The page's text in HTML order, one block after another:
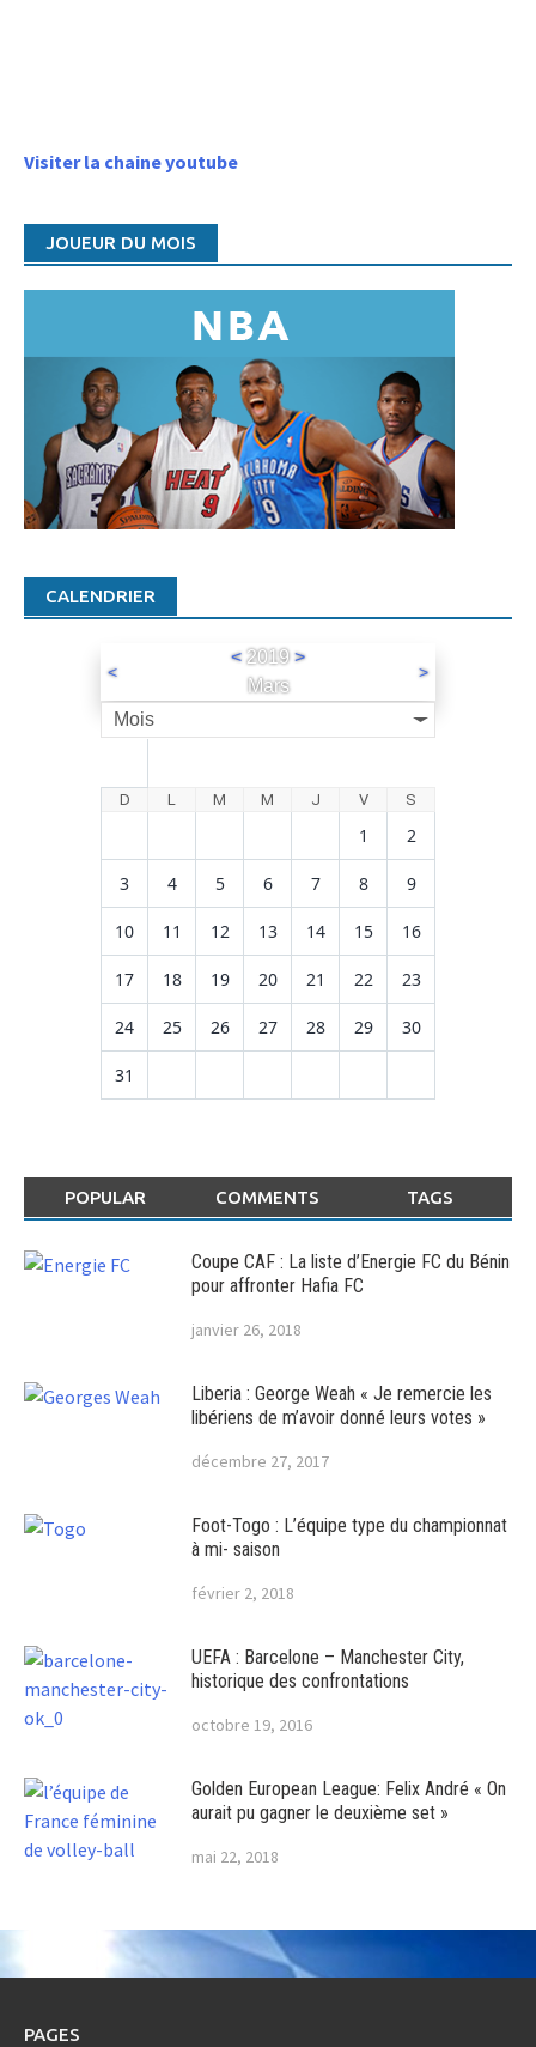
Visiter la chaine youtube
JOUEUR DU MOIS
CALENDRIER
<
< 2019 >
Mars
>
Mois
D L M M J V S
1 2
3 4 5 6 7 8 9
10 11 12 13 14 15 16
17 18 19 20 21 22 23
24 25 26 27 28 29 30
31
POPULAR COMMENTS TAGS
Coupe CAF : La liste d’Energie FC du Bénin
pour affronter Hafia FC
janvier 26, 2018
Liberia : George Weah « Je remercie les
libériens de m’avoir donné leurs votes »
décembre 27, 2017
Foot-Togo : L’équipe type du championnat
à mi- saison
février 2, 2018
UEFA : Barcelone – Manchester City,
historique des confrontations
octobre 19, 2016
Golden European League: Felix André « On
aurait pu gagner le deuxième set »
mai 22, 2018
PAGES